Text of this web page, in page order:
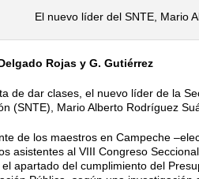
El nuevo líder del SNTE, Mario
Rojas y G. Gutiérrez
de dar clases, el nuevo líder de la
(SNTE), Mario Alberto Rodríguez
de los maestros en Campeche
asistentes al VIII Con­greso
apartado del cumpli­miento del